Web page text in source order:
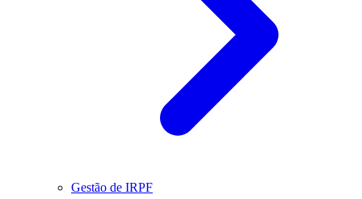
Gestão de IRPF